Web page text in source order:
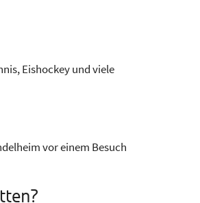
Eishockey und viele
vor einem Besuch